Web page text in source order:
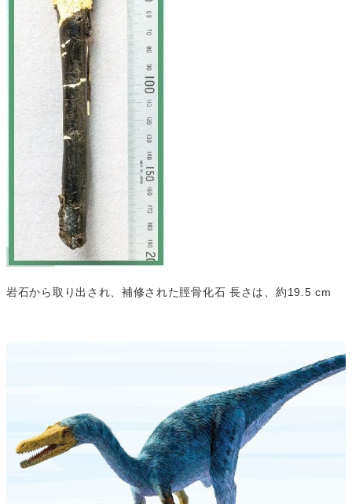
岩石から取り出され、補修された脛骨化石 長さは、約19.5 cm